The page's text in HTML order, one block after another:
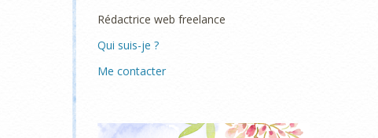
Rédactrice web freelance
Qui suis-je ?
Me contacter